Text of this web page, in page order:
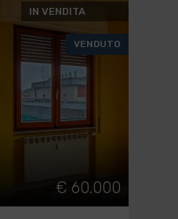
IN VENDITA
VENDUTO
€ 60.000